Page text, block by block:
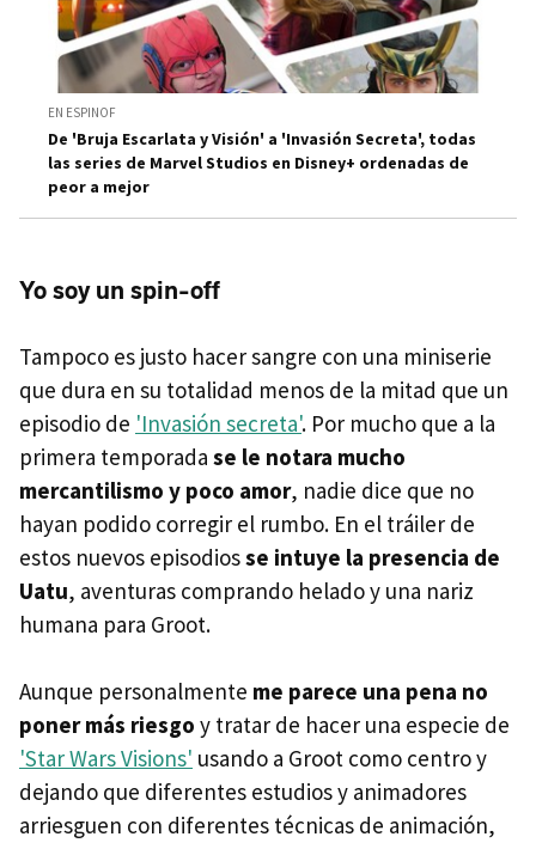
EN ESPINOF
De 'Bruja Escarlata y Visión' a 'Invasión Secreta', todas
las series de Marvel Studios en Disney+ ordenadas de
peor a mejor
Yo soy un spin-off
Tampoco es justo hacer sangre con una miniserie
que dura en su totalidad menos de la mitad que un
episodio de 'Invasión secreta'. Por mucho que a la
primera temporada se le notara mucho
mercantilismo y poco amor, nadie dice que no
hayan podido corregir el rumbo. En el tráiler de
estos nuevos episodiosse intuye la presencia de
Uatu, aventuras comprando helado y una nariz
humana para Groot.
Aunque personalmente me parece una pena no
poner más riesgo y tratar de hacer una especie de
'Star Wars Visions' usando a Groot como centro y
dejando que diferentes estudios y animadores
arriesguen con diferentes técnicas de animación,